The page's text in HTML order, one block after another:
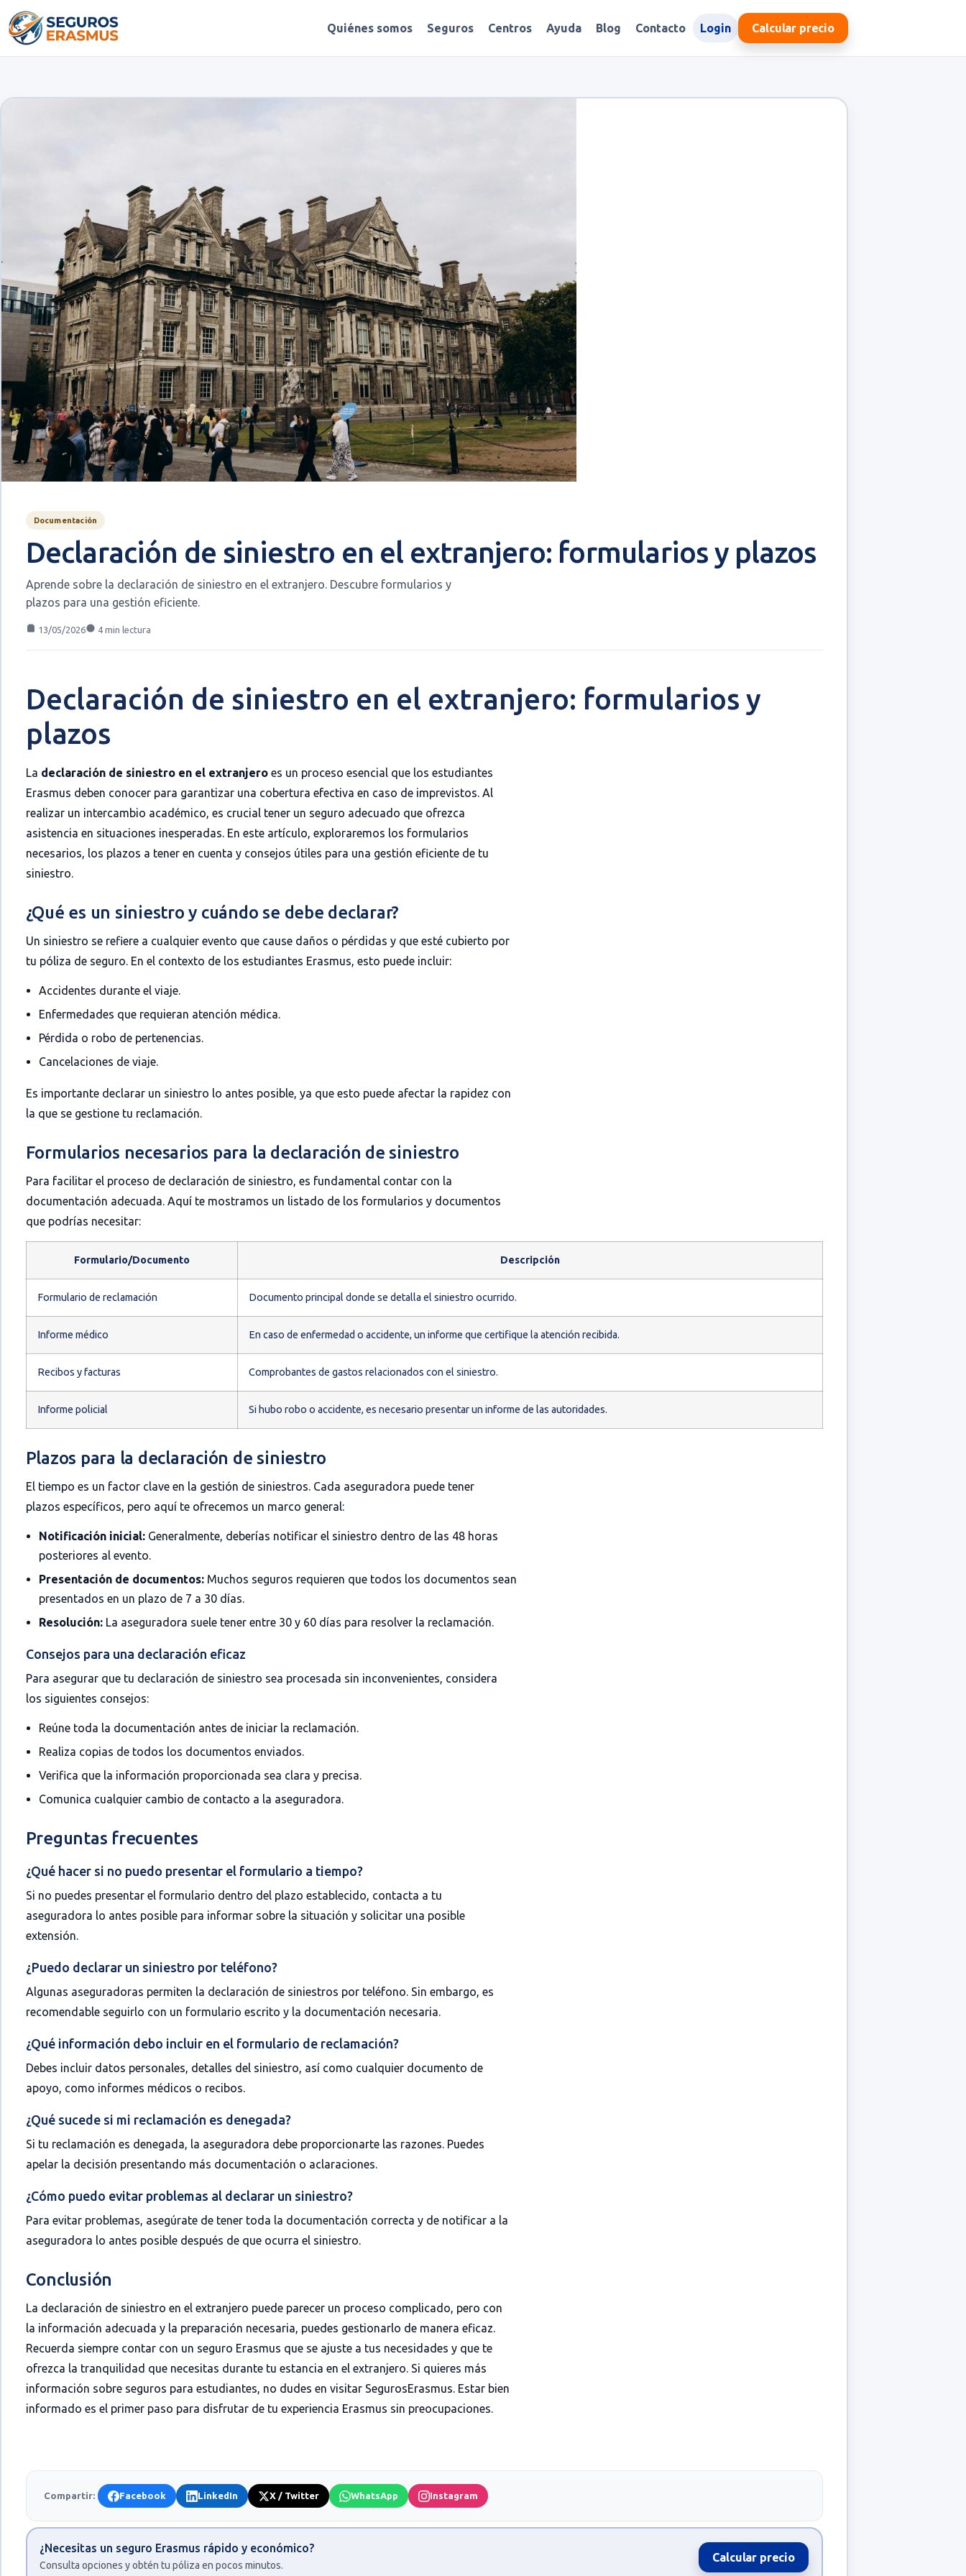
Quiénes somos Seguros Centros Ayuda Blog Contacto Login Calcular precio
Documentación
Declaración de siniestro en el extranjero: formularios y plazos
Aprende sobre la declaración de siniestro en el extranjero. Descubre formularios y
plazos para una gestión eficiente.
13/05/2026 4 min lectura
Declaración de siniestro en el extranjero: formularios y
plazos
La declaración de siniestro en el extranjeroes un proceso esencial que los estudiantes
Erasmus deben conocer para garantizar una cobertura efectiva en caso de imprevistos. Al
realizar un intercambio académico, es crucial tener un seguro adecuado que ofrezca
asistencia en situaciones inesperadas. En este artículo, exploraremos los formularios
necesarios, los plazos a tener en cuenta y consejos útiles para una gestión eficiente de tu
siniestro.
¿Qué es un siniestro y cuándo se debe declarar?
Un siniestro se refiere a cualquier evento que cause daños o pérdidas y que esté cubierto por
tu póliza de seguro. En el contexto de los estudiantes Erasmus, esto puede incluir:
Accidentes durante el viaje.
Enfermedades que requieran atención médica.
Pérdida o robo de pertenencias.
Cancelaciones de viaje.
Es importante declarar un siniestro lo antes posible, ya que esto puede afectar la rapidez con
la que se gestione tu reclamación.
Formularios necesarios para la declaración de siniestro
Para facilitar el proceso de declaración de siniestro, es fundamental contar con la
documentación adecuada. Aquí te mostramos un listado de los formularios y documentos
que podrías necesitar:
Formulario/Documento Descripción
Formulario de reclamación Documento principal donde se detalla el siniestro ocurrido.
Informe médico En caso de enfermedad o accidente, un informe que certifique la atención recibida.
Recibos y facturas Comprobantes de gastos relacionados con el siniestro.
Informe policial Si hubo robo o accidente, es necesario presentar un informe de las autoridades.
Plazos para la declaración de siniestro
El tiempo es un factor clave en la gestión de siniestros. Cada aseguradora puede tener
plazos específicos, pero aquí te ofrecemos un marco general:
Notificación inicial:Generalmente, deberías notificar el siniestro dentro de las 48 horas
posteriores al evento.
Presentación de documentos:Muchos seguros requieren que todos los documentos sean
presentados en un plazo de 7 a 30 días.
Resolución:La aseguradora suele tener entre 30 y 60 días para resolver la reclamación.
Consejos para una declaración eficaz
Para asegurar que tu declaración de siniestro sea procesada sin inconvenientes, considera
los siguientes consejos:
Reúne toda la documentación antes de iniciar la reclamación.
Realiza copias de todos los documentos enviados.
Verifica que la información proporcionada sea clara y precisa.
Comunica cualquier cambio de contacto a la aseguradora.
Preguntas frecuentes
¿Qué hacer si no puedo presentar el formulario a tiempo?
Si no puedes presentar el formulario dentro del plazo establecido, contacta a tu
aseguradora lo antes posible para informar sobre la situación y solicitar una posible
extensión.
¿Puedo declarar un siniestro por teléfono?
Algunas aseguradoras permiten la declaración de siniestros por teléfono. Sin embargo, es
recomendable seguirlo con un formulario escrito y la documentación necesaria.
¿Qué información debo incluir en el formulario de reclamación?
Debes incluir datos personales, detalles del siniestro, así como cualquier documento de
apoyo, como informes médicos o recibos.
¿Qué sucede si mi reclamación es denegada?
Si tu reclamación es denegada, la aseguradora debe proporcionarte las razones. Puedes
apelar la decisión presentando más documentación o aclaraciones.
¿Cómo puedo evitar problemas al declarar un siniestro?
Para evitar problemas, asegúrate de tener toda la documentación correcta y de notificar a la
aseguradora lo antes posible después de que ocurra el siniestro.
Conclusión
La declaración de siniestro en el extranjero puede parecer un proceso complicado, pero con
la información adecuada y la preparación necesaria, puedes gestionarlo de manera eficaz.
Recuerda siempre contar con un seguro Erasmus que se ajuste a tus necesidades y que te
ofrezca la tranquilidad que necesitas durante tu estancia en el extranjero. Si quieres más
información sobre seguros para estudiantes, no dudes en visitar SegurosErasmus. Estar bien
informado es el primer paso para disfrutar de tu experiencia Erasmus sin preocupaciones.
Compartir: Facebook LinkedIn X / Twitter WhatsApp Instagram
¿Necesitas un seguro Erasmus rápido y económico?
Consulta opciones y obtén tu póliza en pocos minutos.
Calcular precio